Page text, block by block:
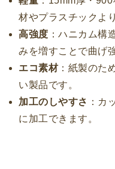
材やプラスチックよ
高強度 ：ハニカム構
みを増すことで曲げ
エコ素材：紙製のた
い製品です。
加工のしやすさ ：カ
に加工できます。